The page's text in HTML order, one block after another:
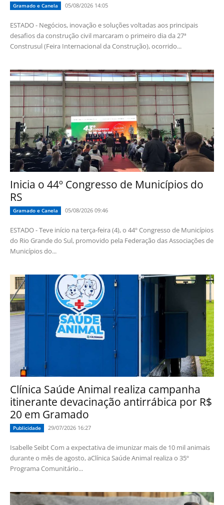
Gramado e Canela 05/08/2026 14:05
ESTADO - Negócios, inovação e soluções voltadas aos principais
desafios da construção civil marcaram o primeiro dia da 27ª
Construsul (Feira Internacional da Construção), ocorrido...
Inicia o 44º Congresso de Municípios do
RS
Gramado e Canela 05/08/2026 09:46
ESTADO - Teve início na terça-feira (4), o 44º Congresso de Municípios
do Rio Grande do Sul, promovido pela Federação das Associações de
Municípios do...
Clínica Saúde Animal realiza campanha
itinerante devacinação antirrábica por R$
20 em Gramado
Publicidade 29/07/2026 16:27
Isabelle Seibt Com a expectativa de imunizar mais de 10 mil animais
durante o mês de agosto, aClínica Saúde Animal realiza o 35º
Programa Comunitário...